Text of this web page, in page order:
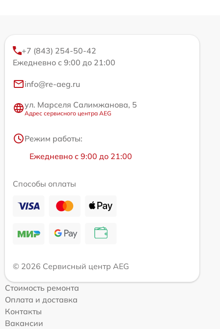
+7 (843) 254-50-42
Ежедневно с 9:00 до 21:00
info@re-aeg.ru
ул. Марселя Салимжанова, 5
Адрес сервисного центра AEG
Режим работы:
Ежедневно с 9:00 до 21:00
Способы оплаты
© 2026 Сервисный центр AEG
Стоимость ремонта
Оплата и доставка
Контакты
Вакансии